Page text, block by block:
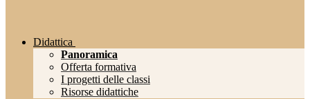
Didattica
Panoramica
Offerta formativa
I progetti delle classi
Risorse didattiche